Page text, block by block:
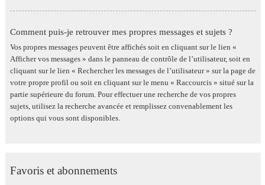
Comment puis-je retrouver mes propres messages et sujets ?
Vos propres messages peuvent être affichés soit en cliquant sur le lien «
Afficher vos messages » dans le panneau de contrôle de l’utilisateur, soit en
cliquant sur le lien « Rechercher les messages de l’utilisateur » sur la page de
votre propre profil ou soit en cliquant sur le menu « Raccourcis » situé sur la
partie supérieure du forum. Pour effectuer une recherche de vos propres
sujets, utilisez la recherche avancée et remplissez convenablement les
options qui vous sont disponibles.
Favoris et abonnements